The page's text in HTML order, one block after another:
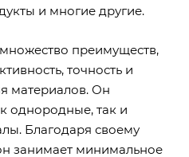
и многие другие.
преимуществ,
точность и
материалов. Он
однородные, так и
Благодаря своему
занимает минимальное